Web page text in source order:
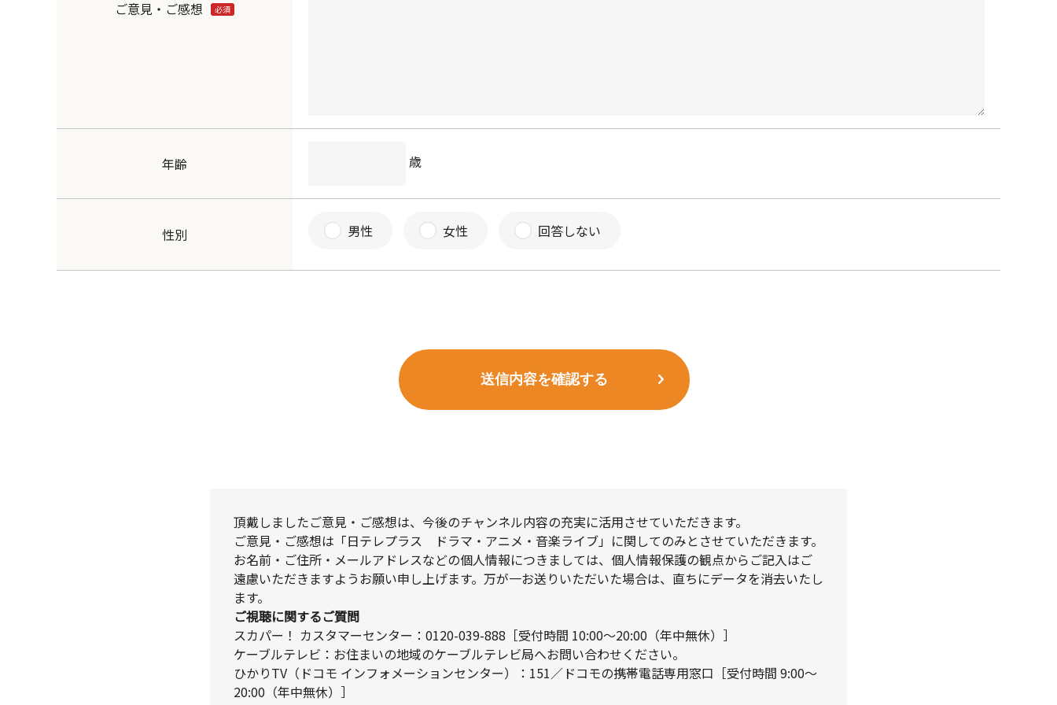
ご意見・ご感想 必須
年齢 歳
性別 男性 女性 回答しない
送信内容を確認する
頂戴しましたご意見・ご感想は、今後のチャンネル内容の充実に活用させていただきます。
ご意見・ご感想は「日テレプラス ドラマ・アニメ・音楽ライブ」に関してのみとさせていただきます。
お名前・ご住所・メールアドレスなどの個人情報につきましては、個人情報保護の観点からご記入はご
遠慮いただきますようお願い申し上げます。万が一お送りいただいた場合は、直ちにデータを消去いたし
ます。
ご視聴に関するご質問
スカパー！ カスタマーセンター：0120-039-888［受付時間 10:00～20:00（年中無休）］
ケーブルテレビ：お住まいの地域のケーブルテレビ局へお問い合わせください。
ひかりTV（ドコモ インフォメーションセンター）：151／ドコモの携帯電話専用窓口［受付時間 9:00～
20:00（年中無休）］